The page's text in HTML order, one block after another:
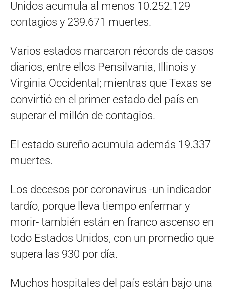
Unidos acumula al menos 10.252.129
contagios y 239.671 muertes.
Varios estados marcaron récords de casos
diarios, entre ellos Pensilvania, Illinois y
Virginia Occidental; mientras que Texas se
convirtió en el primer estado del país en
superar el millón de contagios.
El estado sureño acumula además 19.337
muertes.
Los decesos por coronavirus -un indicador
tardío, porque lleva tiempo enfermar y
morir- también están en franco ascenso en
todo Estados Unidos, con un promedio que
supera las 930 por día.
Muchos hospitales del país están bajo una